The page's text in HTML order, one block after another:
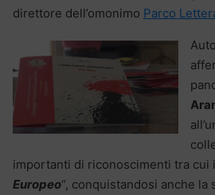
direttore dell’omonimo Parco
importanti di riconoscimenti tra cui
Europeo“, conquistandosi anche la